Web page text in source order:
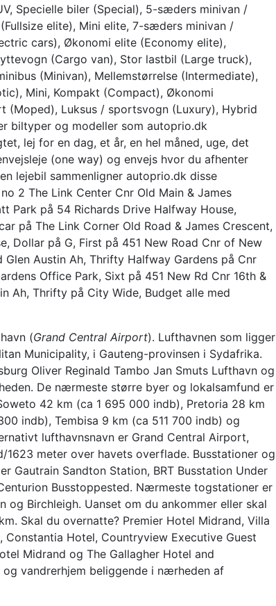
Specielle biler (Special), 5-sæders minivan /
elite), Mini elite, 7-sæders minivan /
cars), Økonomi elite (Economy elite),
(Cargo van), Stor lastbil (Large truck),
(Minivan), Mellemstørrelse (Intermediate),
Mini, Kompakt (Compact), Økonomi
(Moped), Luksus / sportsvogn (Luxury), Hybrid
biltyper og modeller som autoprio.dk
lej for en dag, et år, en hel måned, uge, det
(one way) og envejs hvor du afhenter
lejebil sammenligner autoprio.dk disse
2 The Link Center Cnr Old Main & James
Park på 54 Richards Drive Halfway House,
på The Link Corner Old Road & James Crescent,
Dollar på G, First på 451 New Road Cnr of New
Glen Austin Ah, Thrifty Halfway Gardens på Cnr
Office Park, Sixt på 451 New Rd Cnr 16th &
Ah, Thrifty på City Wide, Budget alle med
(Grand Central Airport). Lufthavnen som ligger
Municipality, i Gauteng-provinsen i Sydafrika.
Oliver Reginald Tambo Jan Smuts Lufthavn og
De nærmeste større byer og lokalsamfund er
42 km (ca 1 695 000 indb), Pretoria 28 km
indb), Tembisa 9 km (ca 511 700 indb) og
lufthavnsnavn er Grand Central Airport,
meter over havets overflade. Busstationer og
Gautrain Sandton Station, BRT Busstation Under
Busstoppested. Nærmeste togstationer er
og Birchleigh. Uanset om du ankommer eller skal
Skal du overnatte? Premier Hotel Midrand, Villa
Hotel, Countryview Executive Guest
Midrand og The Gallagher Hotel and
vandrerhjem beliggende i nærheden af